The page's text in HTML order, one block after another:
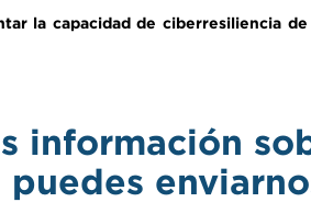
la capacidad de ciberresiliencia
información
puedes